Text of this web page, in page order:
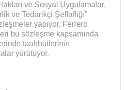
ve Sosyal Uygulamalar,
ve Tedarikçi Şeffaflığı”
yapıyor. Ferrero
bu sözleşme kapsamında
taahhütlerinin
yürütüyor.